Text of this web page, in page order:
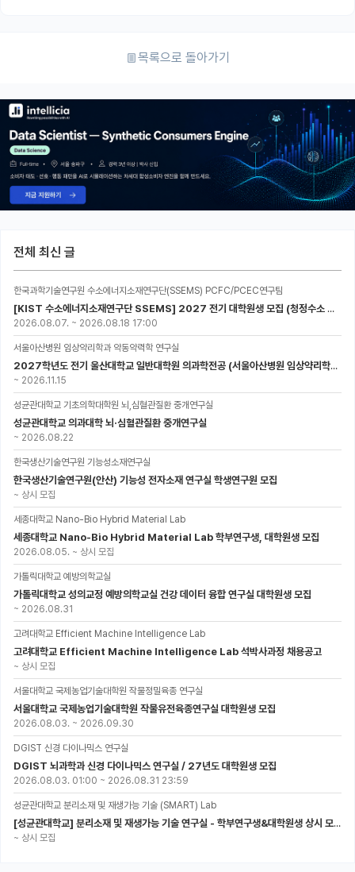
목록으로 돌아가기
전체 최신 글
한국과학기술연구원 수소에너지소재연구단(SSEMS) PCFC/PCEC연구팀
[KIST 수소에너지소재연구단 SSEMS] 2027 전기 대학원생 모집 (청정수소 생산/활용을 위한 프로톤 세라믹 전지)
2026.08.07. ~ 2026.08.18 17:00
서울아산병원 임상약리학과 약동약력학 연구실
2027학년도 전기 울산대학교 일반대학원 의과학전공 (서울아산병원 임상약리학과 약동약력학 연구실) 대학원생 모집공고
~ 2026.11.15
성균관대학교 기초의학대학원 뇌,심혈관질환 중개연구실
성균관대학교 의과대학 뇌·심혈관질환 중개연구실
~ 2026.08.22
한국생산기술연구원 기능성소재연구실
한국생산기술연구원(안산) 기능성 전자소재 연구실 학생연구원 모집
~ 상시 모집
세종대학교 Nano-Bio Hybrid Material Lab
세종대학교 Nano-Bio Hybrid Material Lab 학부연구생, 대학원생 모집
2026.08.05. ~ 상시 모집
가톨릭대학교 예방의학교실
가톨릭대학교 성의교정 예방의학교실 건강 데이터 융합 연구실 대학원생 모집
~ 2026.08.31
고려대학교 Efficient Machine Intelligence Lab
고려대학교 Efficient Machine Intelligence Lab 석박사과정 채용공고
~ 상시 모집
서울대학교 국제농업기술대학원 작물정밀육종 연구실
서울대학교 국제농업기술대학원 작물유전육종연구실 대학원생 모집
2026.08.03. ~ 2026.09.30
DGIST 신경 다이나믹스 연구실
DGIST 뇌과학과 신경 다이나믹스 연구실 / 27년도 대학원생 모집
2026.08.03. 01:00 ~ 2026.08.31 23:59
성균관대학교 분리소재 및 재생가능 기술 (SMART) Lab
[성균관대학교] 분리소재 및 재생가능 기술 연구실 - 학부연구생&대학원생 상시 모집 (미래에너지공학과)
~ 상시 모집